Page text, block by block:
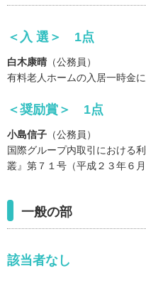
＜入 選＞ 1点
白木康晴 （公務員）
有料老人ホームの入居一時金
＜奨励賞＞ 1点
小島信子 （公務員）
国際グループ内取引における
叢』第７１号（平成２３年６月
一般の部
該当者なし